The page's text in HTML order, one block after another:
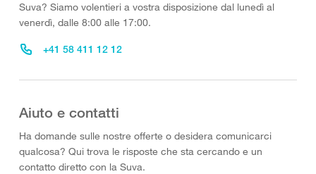
Suva? Siamo volentieri a vostra disposizione dal lunedì al
venerdì, dalle 8:00 alle 17:00.
+41 58 411 12 12
Aiuto e contatti
Ha domande sulle nostre offerte o desidera comunicarci
qualcosa? Qui trova le risposte che sta cercando e un
contatto diretto con la Suva.